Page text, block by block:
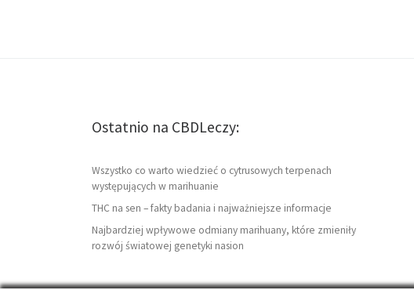
Ostatnio na CBDLeczy:
Wszystko co warto wiedzieć o cytrusowych terpenach
występujących w marihuanie
THC na sen – fakty badania i najważniejsze informacje
Najbardziej wpływowe odmiany marihuany, które zmieniły
rozwój światowej genetyki nasion